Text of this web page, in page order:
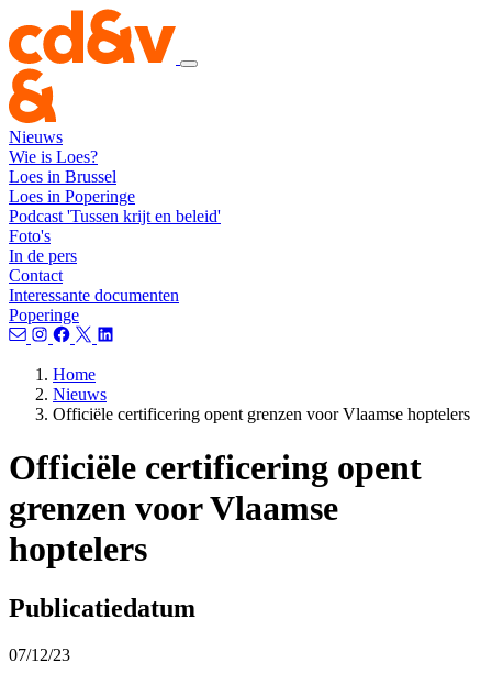
Nieuws
Wie is Loes?
Loes in Brussel
Loes in Poperinge
Podcast 'Tussen krijt en beleid'
Foto's
In de pers
Contact
Interessante documenten
Poperinge
Home
Nieuws
Officiële certificering opent grenzen voor Vlaamse hoptelers
Officiële certificering opent
grenzen voor Vlaamse
hoptelers
Publicatiedatum
07/12/23